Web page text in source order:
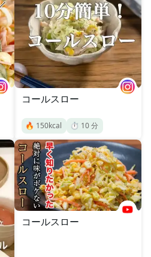
コールスロー
🔥 150kcal ⏱️ 10分
コールスロー